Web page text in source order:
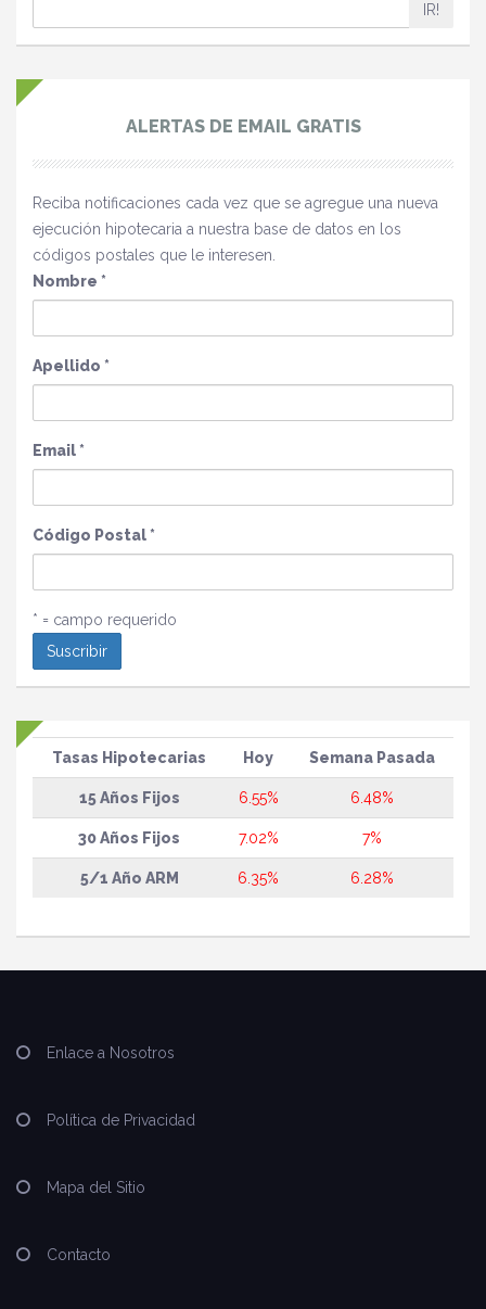
IR!
ALERTAS DE EMAIL GRATIS
Reciba notificaciones cada vez que se agregue una nueva
ejecución hipotecaria a nuestra base de datos en los
códigos postales que le interesen.
Nombre *
Apellido *
Email*
Código Postal*
* = campo requerido
Tasas Hipotecarias Hoy Semana Pasada
15 Años Fijos 6.55% 6.48%
30 Años Fijos 7.02% 7%
5/1 Año ARM 6.35% 6.28%
Enlace a Nosotros
Política de Privacidad
Mapa del Sitio
Contacto